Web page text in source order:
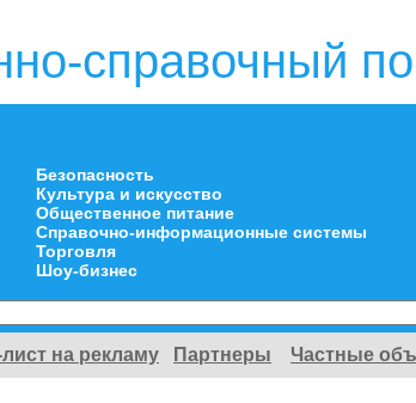
справочный
Безопасность
Культура и искусство
Общественное питание
Справочно-информационные системы
Торговля
Шоу-бизнес
на рекламу Партнеры Частные